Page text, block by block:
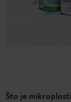
Što je